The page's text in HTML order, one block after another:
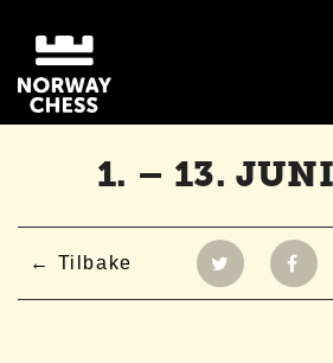
1. – 13.
Tilbake